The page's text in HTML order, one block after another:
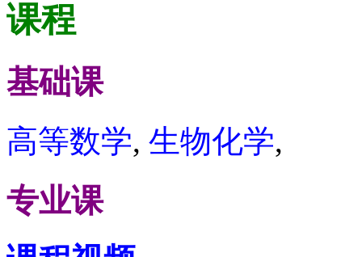
课程
基础课
高等数学, 生物化学,
专业课